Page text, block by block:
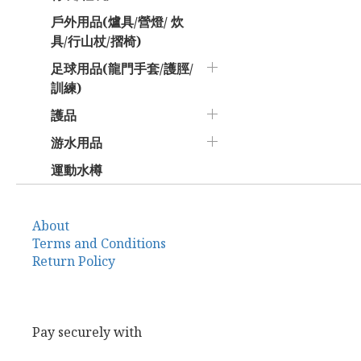
戶外用品(爐具/營燈/ 炊
具/行山杖/摺椅)
足球用品(龍門手套/護脛/
訓練)
護品
游水用品
運動水樽
About
Terms and Conditions
Return Policy
Pay securely with